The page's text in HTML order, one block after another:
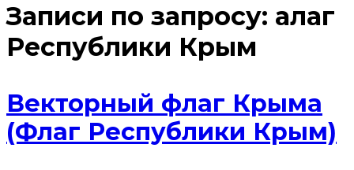
Записи по запросу: aлаг
Республики Крым
Векторный флаг Крыма
(Флаг Республики Крым)